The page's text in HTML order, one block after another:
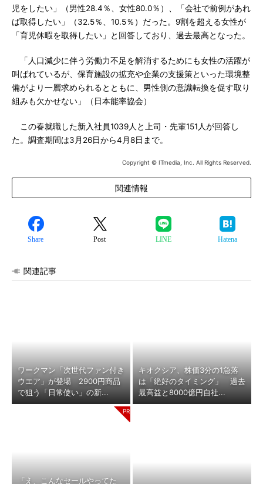
児をしたい」（男性28.4％、女性80.0％）、「会社で前例があれ
ば取得したい」（32.5％、10.5％）だった。9割を超える女性が
「育児休暇を取得したい」と回答しており、過去最高となった。
「人口減少に伴う労働力不足を解消するためにも女性の活躍が
叫ばれているが、保育施設の拡充や企業の支援策といった環境整
備がより一層求められるとともに、男性側の意識転換を促す取り
組みも欠かせない」（日本能率協会）
この春就職した新入社員1039人と上司・先輩151人が回答し
た。調査期間は3月26日から4月8日まで。
Copyright © ITmedia, Inc. All Rights Reserved.
関連情報
Share Post LINE Hatena
関連記事
ワークマン「次世代ファン付き
ウエア」が登場 2900円商品
で狙う「日常使い」の新...
キオクシア、株価3分の1急落
は「絶好のタイミング」 過去
最高益と8000億円自社...
「え、こんなセールやってた